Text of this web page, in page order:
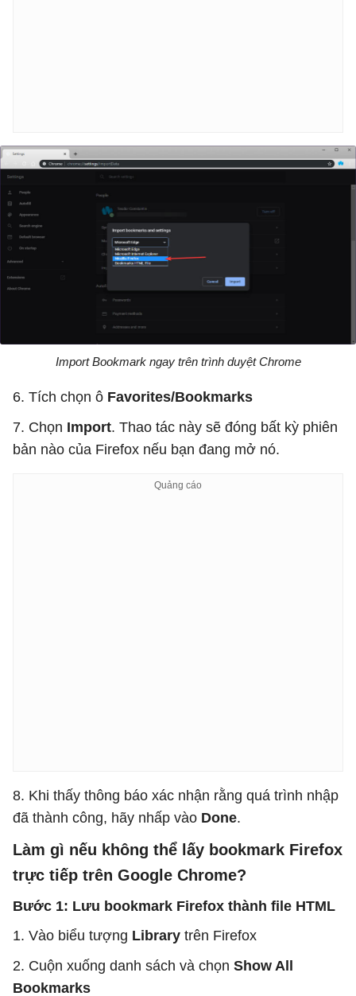
Import Bookmark ngay trên trình duyệt Chrome
6. Tích chọn ô Favorites/Bookmarks
7. Chọn Import. Thao tác này sẽ đóng bất kỳ phiên
bản nào của Firefox nếu bạn đang mở nó.
8. Khi thấy thông báo xác nhận rằng quá trình nhập
đã thành công, hãy nhấp vào Done.
Làm gì nếu không thể lấy bookmark Firefox
trực tiếp trên Google Chrome?
Bước 1: Lưu bookmark Firefox thành file HTML
1. Vào biểu tượng Library trên Firefox
2. Cuộn xuống danh sách và chọn Show All
Bookmarks